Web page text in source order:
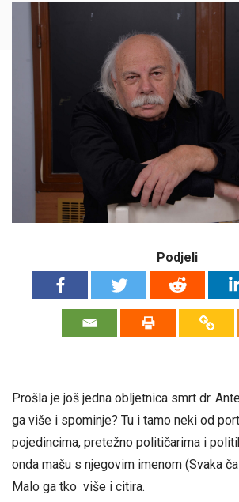
Podjeli
Prošla je još jedna obljetnica smrt dr.
ga više i spominje? Tu i tamo neki od
pojedincima, pretežno političarima i
onda mašu s njegovim imenom (Svaka
Malo ga tko više i citira.